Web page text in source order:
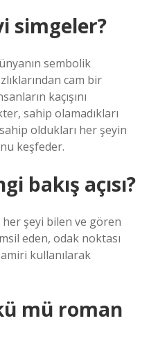
simgeler?
sembolik
cam bir
kaçışını
sahip olamadıkları
oldukları her şeyin
keşfeder.
bakış açısı?
her şeyi bilen ve gören
eden, odak noktası
kullanılarak
mü roman